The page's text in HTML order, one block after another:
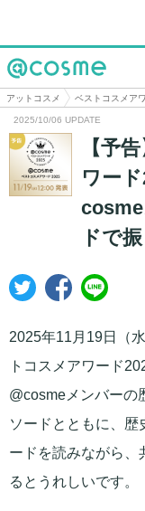
@cosme
アットコスメ ベストコスメア
2025/10/06 UPDATE
【予
ワー
ドで
2025年11月19日（
トコスメアワード
@cosmeメンバーの
ソードとともに、歴
ードを読みながら、
るとうれしいです。